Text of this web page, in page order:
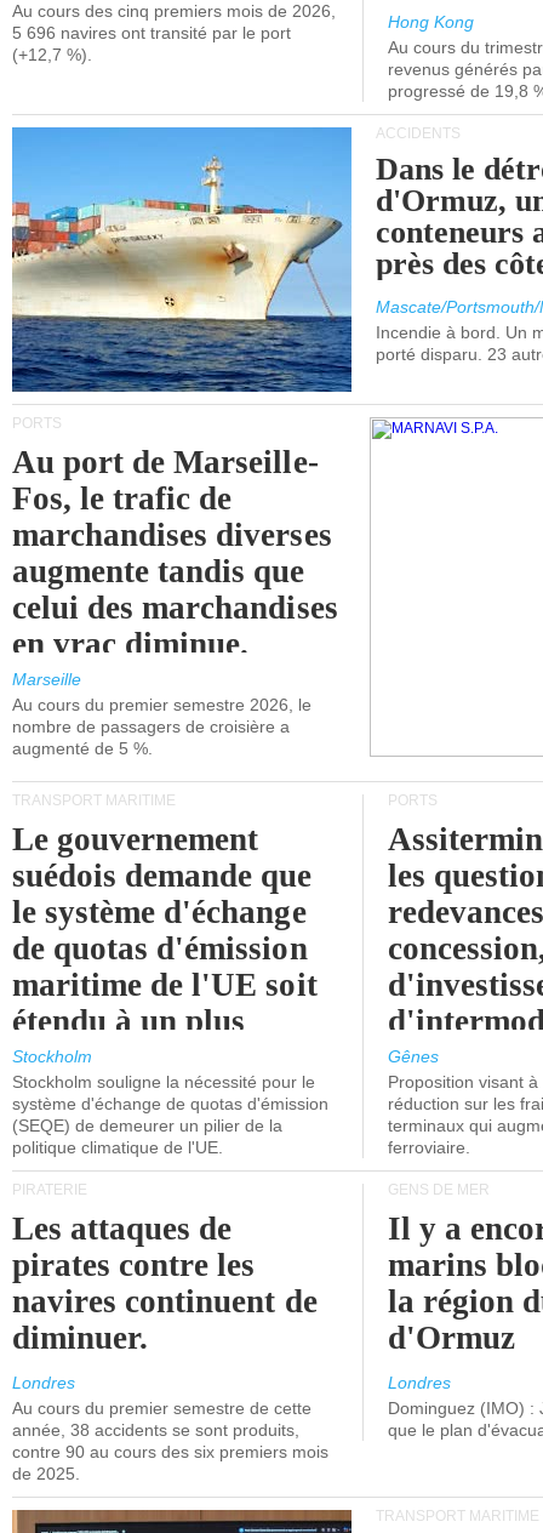
Au cours des cinq premiers mois de 2026,
5 696 navires ont transité par le port
(+12,7 %).
Hong Kong
Au cours du
revenus générés
progressé de 19,8
ACCIDENTS
Dans le
d'Ormuz,
conteneurs
près des
Mascate/
Incendie à bord. Un
porté disparu. 23
PORTS
Au port de Marseille-
Fos, le trafic de
marchandises diverses
augmente tandis que
celui des marchandises
en vrac diminue.
Marseille
Au cours du premier semestre 2026, le
nombre de passagers de croisière a
augmenté de 5 %.
TRANSPORT MARITIME
Le gouvernement
suédois demande que
le système d'échange
de quotas d'émission
maritime de l'UE soit
étendu à un plus
grand nombre de
navires.
Stockholm
Stockholm souligne la nécessité pour le
système d'échange de quotas d'émission
(SEQE) de demeurer un pilier de la
politique climatique de l'UE.
PORTS
les
l'attention
politiciens.
Gênes
Proposition visant
réduction sur les
terminaux qui
ferroviaire.
PIRATERIE
Les attaques de
pirates contre les
navires continuent de
diminuer.
Londres
Au cours du premier semestre de cette
année, 38 accidents se sont produits,
contre 90 au cours des six premiers mois
de 2025.
GENS DE MER
Il y a
marins
la région
d'Ormuz
Londres
Dominguez (IMO) :
que le plan
TRANSPORT MARITIME